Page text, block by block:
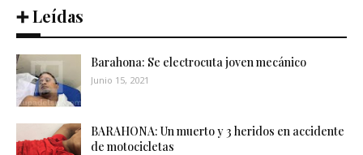
➕ Leídas
Barahona: Se electrocuta joven mecánico
Junio 15, 2021
BARAHONA: Un muerto y 3 heridos en accidente
de motocicletas